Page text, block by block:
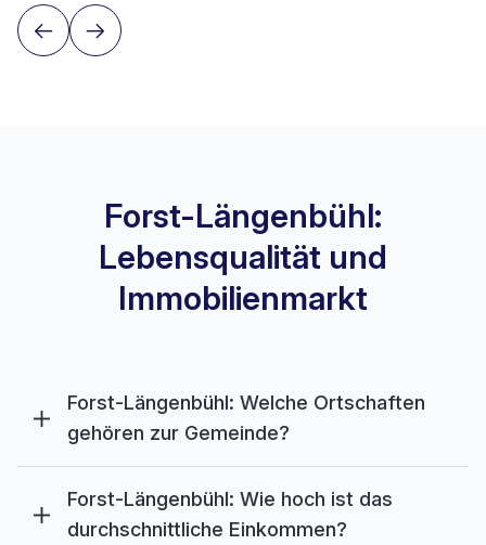
Forst-Längenbühl:
Lebensqualität und
Immobilienmarkt
Forst-Längenbühl: Welche Ortschaften
gehören zur Gemeinde?
Forst-Längenbühl: Wie hoch ist das
durchschnittliche Einkommen?